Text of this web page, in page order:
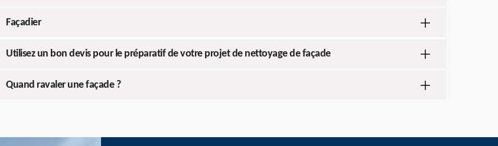
Façadier
Utilisez un bon devis pour le préparatif de votre projet de nettoyage de façade
Quand ravaler une façade ?